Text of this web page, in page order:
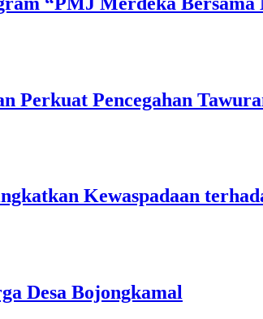
Perkuat Pencegahan
Kewaspadaan
Desa Bojongkamal